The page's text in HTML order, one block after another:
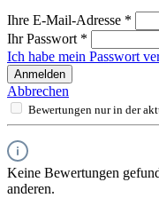
Ihre E-Mail-Adresse *
Ihr Passwort *
Ich habe mein Passwort
Anmelden
Abbrechen
Bewertungen nur in der
Keine Bewertungen
anderen.